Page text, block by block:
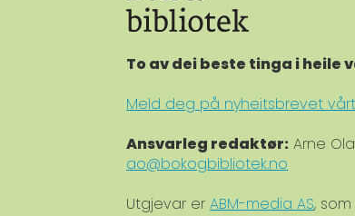
To av dei beste tinga i heile
Meld deg på nyheitsbrevet
Ansvarleg redaktør: Arne
ao@bokogbibliotek.no
Utgjevar erABM-media AS,